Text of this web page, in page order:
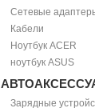
Сетевые
Кабели
Ноутбук ACER
ноутбук ASUS
Зарядные